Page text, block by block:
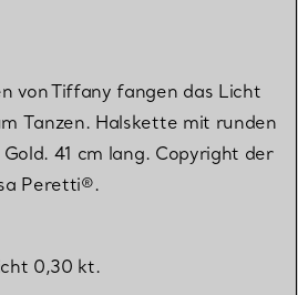
von Tiffany fangen das Licht
Tanzen. Halskette mit runden
41 cm lang. Copyright der
Peretti®.
0,30 kt.